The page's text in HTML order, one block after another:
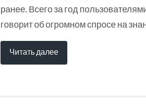
ранее. Всего за год
говорит об огромном спросе на
Читать далее